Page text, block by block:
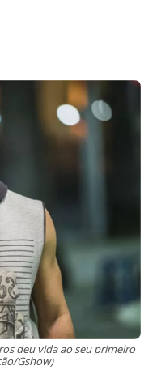
deu vida ao seu primeiro
Gshow)